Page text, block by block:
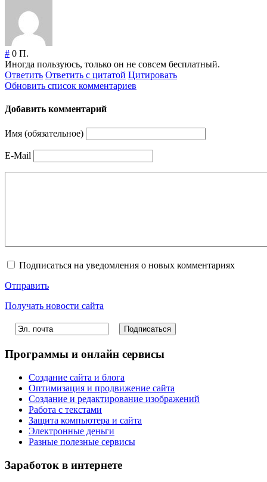
# 0 П.
Иногда пользуюсь, только он не совсем бесплатный.
Ответить Ответить с цитатой Цитировать
Обновить список комментариев
Добавить комментарий
Имя (обязательное)
E-Mail
Подписаться на уведомления о новых комментариях
Отправить
Получать новости сайта
Программы и онлайн сервисы
Создание сайта и блога
Оптимизация и продвижение сайта
Создание и редактирование изображений
Работа с текстами
Защита компьютера и сайта
Электронные деньги
Разные полезные сервисы
Заработок в интернете